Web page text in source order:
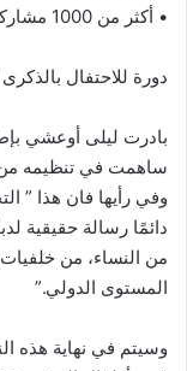
• أكثر من 1000 مشاركة من جميع أنحاء العالم.
دورة للاحتفال
بادرت ليلى أوعشي
وفي رأيها فان هذا ”
دائمًا رسالة حقيقية
من النساء، من خلفيات
المستوى الدولي.”
وسيتم في نهاية هذه